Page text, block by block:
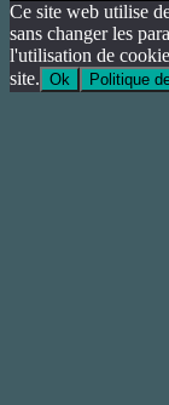
Ce site web utilise
sans changer les
l'utilisation de
site. Ok Politique